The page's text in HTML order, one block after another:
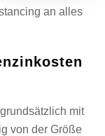
an alles
mit
von der Größe